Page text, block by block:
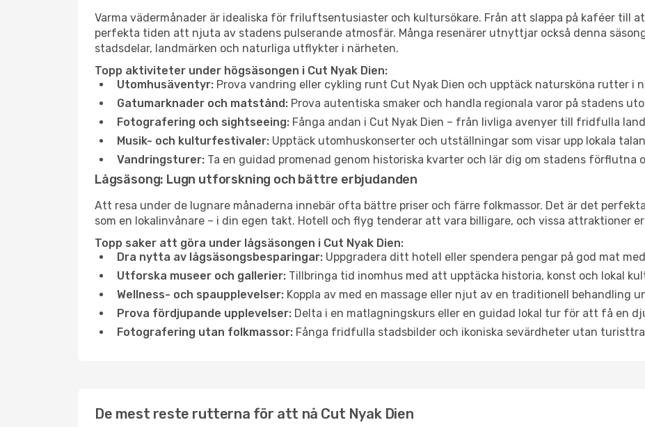
Varma vädermånader är idealiska för friluftsentusiaster och kultursökare. Från att slappa på kaféer till
perfekta tiden att njuta av stadens pulserande atmosfär. Många resenärer utnyttjar också denna
stadsdelar, landmärken och naturliga utflykter i närheten.
Topp aktiviteter under högsäsongen i Cut Nyak Dien:
Utomhusäventyr: Prova vandring eller cykling runt Cut Nyak Dien och upptäck natursköna rutter i
Gatumarknader och matstånd: Prova autentiska smaker och handla regionala varor på stadens
Fotografering och sightseeing: Fånga andan i Cut Nyak Dien – från livliga avenyer till fridfulla
Musik- och kulturfestivaler: Upptäck utomhuskonserter och utställningar som visar upp lokala
Vandringsturer: Ta en guidad promenad genom historiska kvarter och lär dig om stadens förflutna
Lågsäsong: Lugn utforskning och bättre erbjudanden
Att resa under de lugnare månaderna innebär ofta bättre priser och färre folkmassor. Det är det
som en lokalinvånare – i din egen takt. Hotell och flyg tenderar att vara billigare, och vissa attraktioner
Topp saker att göra under lågsäsongen i Cut Nyak Dien:
Dra nytta av lågsäsongsbesparingar: Uppgradera ditt hotell eller spendera pengar på god mat
Utforska museer och gallerier: Tillbringa tid inomhus med att upptäcka historia, konst och lokal
Wellness- och spaupplevelser: Koppla av med en massage eller njut av en traditionell behandling
Prova fördjupande upplevelser: Delta i en matlagningskurs eller en guidad lokal tur för att få en
Fotografering utan folkmassor: Fånga fridfulla stadsbilder och ikoniska sevärdheter utan
De mest reste rutterna för att nå Cut Nyak Dien